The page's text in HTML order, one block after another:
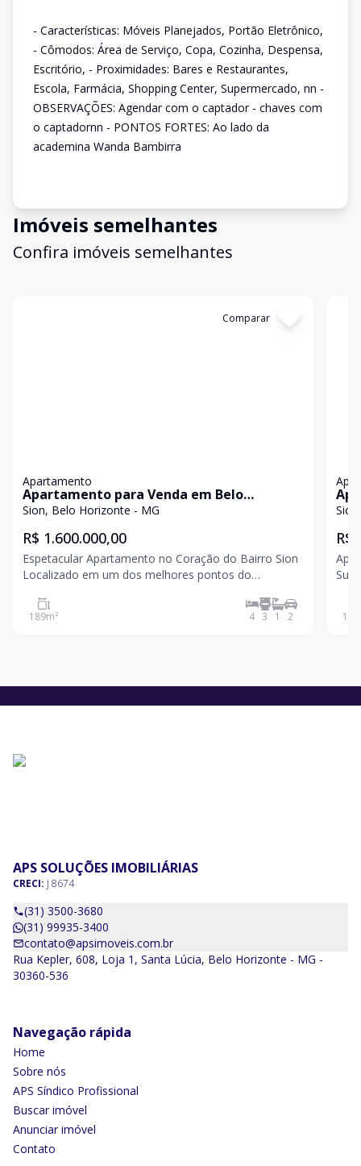
- Características: Móveis Planejados, Portão Eletrônico,
- Cômodos: Área de Serviço, Copa, Cozinha, Despensa,
Escritório, - Proximidades: Bares e Restaurantes,
Escola, Farmácia, Shopping Center, Supermercado, nn -
OBSERVAÇÕES: Agendar com o captador - chaves com
o captadornn - PONTOS FORTES: Ao lado da
academina Wanda Bambirra
Imóveis semelhantes
Confira imóveis semelhantes
Comparar
Apartamento
Apartamento para Venda em Belo
Horizonte / MG no bairro Sion
Sion, Belo Horizonte - MG
R$ 1.600.000,00
Espetacular Apartamento no Coração do Bairro Sion
Localizado em um dos melhores pontos do
conforto, espaço e praticidade para você e sua
família. Ampla sala para 3 ambientes: Perfeita para r
189m² 4 3 1 2
R$
Suíte, 2 Vagas
120
APS SOLUÇÕES IMOBILIÁRIAS
CRECI: J 8674
(31) 3500-3680
(31) 99935-3400
contato@apsimoveis.com.br
Rua Kepler, 608, Loja 1, Santa Lúcia, Belo Horizonte - MG -
30360-536
Navegação rápida
Home
Sobre nós
APS Síndico Profissional
Buscar imóvel
Anunciar imóvel
Contato